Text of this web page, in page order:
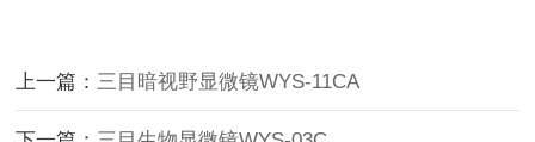
上一篇：三目暗视野显微镜WYS-11CA